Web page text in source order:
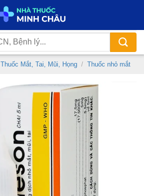
Thuốc Mắt, Tai, Mũi, Họng / Thuốc nhỏ mắt